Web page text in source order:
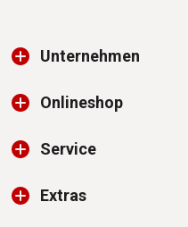
Unternehmen
Onlineshop
Service
Extras